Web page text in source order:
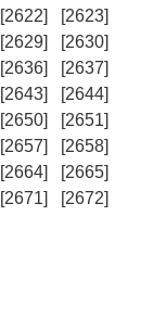
[2622]
[2623]
[2629]
[2630]
[2636]
[2637]
[2643]
[2644]
[2650]
[2651]
[2657]
[2658]
[2664]
[2665]
[2671]
[2672]